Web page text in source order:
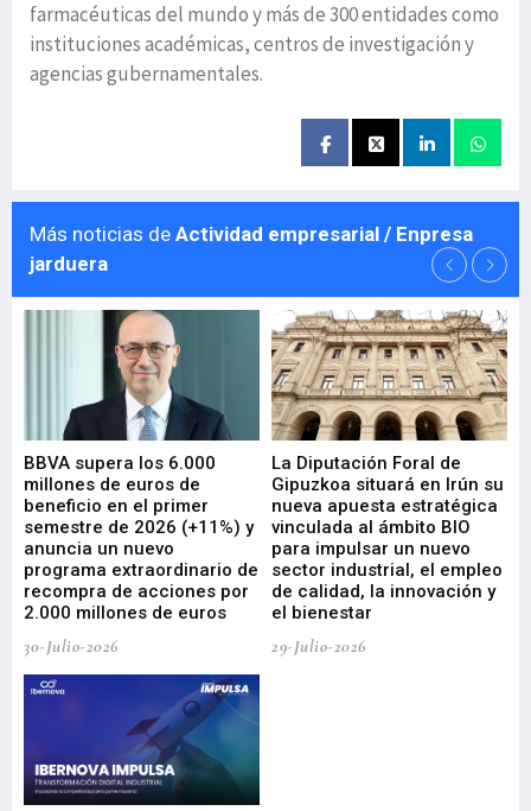
farmacéuticas del mundo y más de 300 entidades como
instituciones académicas, centros de investigación y
agencias gubernamentales.
Más noticias de Actividad empresarial / Enpresa
jarduera
BBVA supera los 6.000
millones de euros de
beneficio en el primer
semestre de 2026 (+11%) y
anuncia un nuevo
programa extraordinario de
recompra de acciones por
2.000 millones de euros
30-Julio-2026
La Diputación Foral de
Gipuzkoa situará en Irún su
nueva apuesta estratégica
vinculada al ámbito BIO
para impulsar un nuevo
sector industrial, el empleo
de calidad, la innovación y
el bienestar
29-Julio-2026